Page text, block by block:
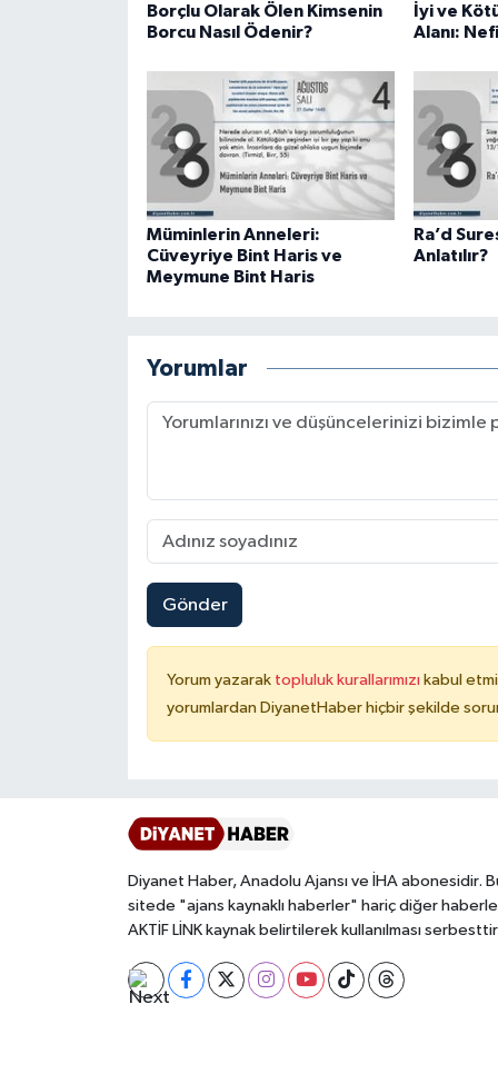
Borçlu Olarak Ölen Kimsenin
Borcu Nasıl Ödenir?
İyi ve
Alanı:
Müminlerin Anneleri:
Cüveyriye Bint Haris ve
Meymune Bint Haris
Ra’d
Anlatılır?
Yorumlar
Gönder
Yorum yazarak topluluk kurallarımızı kabul
yorumlardan DiyanetHaber hiçbir şekilde
Diyanet Haber, Anadolu Ajansı ve İHA abonesidir.
sitede "ajans kaynaklı haberler" hariç diğer
AKTİF LİNK kaynak belirtilerek kullanılması
Kırşehir Müftülüğü
Kocaeli Müftülüğü
Konya Müftülüğü
Kütahya Müftülüğü
Malatya Müftülüğü
Mardin Müftülüğü
Mersin Müftülüğü
Muş Müftülüğü
Nevşehir Müftülüğü
Niğde Müftülüğü
Samsun Müftülüğü
Siirt Müftülüğü